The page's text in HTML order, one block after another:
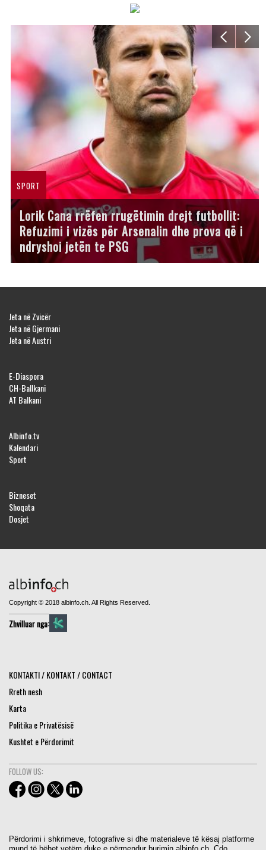
SPORT
Lorik Cana rrëfen rrugëtimin drejt futbollit:
Refuzimi i vizës për Arsenalin dhe prova që i
ndryshoi jetën te PSG
Jeta në Zvicër
Jeta në Gjermani
Jeta në Austri
E-Diaspora
CH-Ballkani
AT Balkani
Albinfo.tv
Kalendari
Sport
Bizneset
Shoqata
Dosjet
Copyright © 2018 albinfo.ch. All Rights Reserved.
Zhvilluar nga:
KONTAKTI / KONTAKT / CONTACT
Rreth nesh
Karta
Politika e Privatësisë
Kushtet e Përdorimit
FOLLOW US:
Përdorimi i shkrimeve, fotografive si dhe materialeve të kësaj platforme